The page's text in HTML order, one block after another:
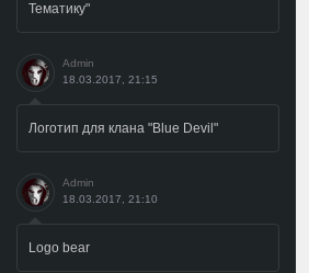
Тематику"
Admin
18.03.2017, 21:15
Логотип для клана "Blue Devil"
Admin
18.03.2017, 21:10
Logo bear